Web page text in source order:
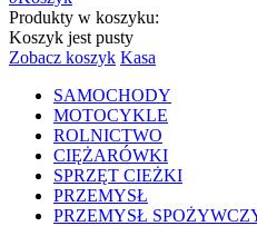
Produkty w koszyku:
Koszyk jest pusty
Zobacz koszyk Kasa
SAMOCHODY
MOTOCYKLE
ROLNICTWO
CIĘŻARÓWKI
SPRZĘT CIEŻKI
PRZEMYSŁ
PRZEMYSŁ